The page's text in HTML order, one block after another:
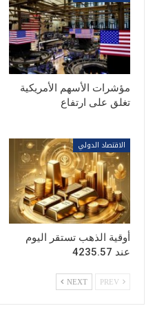
مؤشرات الأسهم الأمريكية
تغلق على ارتفاع
الاقتصاد الدولي
أوقية الذهب تستقر اليوم
عند 4235.57
NEXT